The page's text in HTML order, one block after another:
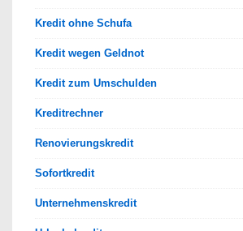
Kredit ohne Schufa
Kredit wegen Geldnot
Kredit zum Umschulden
Kreditrechner
Renovierungskredit
Sofortkredit
Unternehmenskredit